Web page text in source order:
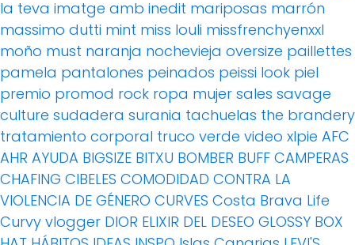
la teva imatge amb inedit mariposas marrón
massimo dutti mint miss louli missfrenchyenxxl
moño must naranja nochevieja oversize paillettes
pamela pantalones peinados peissi look piel
premio promod rock ropa mujer sales savage
culture sudadera surania tachuelas the brandery
tratamiento corporal truco verde video xlpie AFC
AHR AYUDA BIGSIZE BITXU BOMBER BUFF CAMPERAS
CHAFING CIBELES COMODIDAD CONTRA LA
VIOLENCIA DE GÉNERO CURVES Costa Brava Life
Curvy vlogger DIOR ELIXIR DEL DESEO GLOSSY BOX